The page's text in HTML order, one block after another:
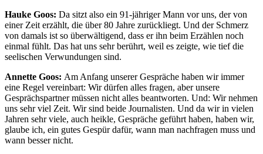
Hauke Goos: Da sitzt also ein 91-jähriger Mann vor uns, der von
einer Zeit erzählt, die über 80 Jahre zurückliegt. Und der Schmerz
von damals ist so überwältigend, dass er ihn beim Erzählen noch
einmal fühlt. Das hat uns sehr berührt, weil es zeigte, wie tief die
seelischen Verwundungen sind.
Annette Goos: Am Anfang unserer Gespräche haben wir immer
eine Regel vereinbart: Wir dürfen alles fragen, aber unsere
Gesprächspartner müssen nicht alles beantworten. Und: Wir nehmen
uns sehr viel Zeit. Wir sind beide Journalisten. Und da wir in vielen
Jahren sehr viele, auch heikle, Gespräche geführt haben, haben wir,
glaube ich, ein gutes Gespür dafür, wann man nachfragen muss und
wann besser nicht.